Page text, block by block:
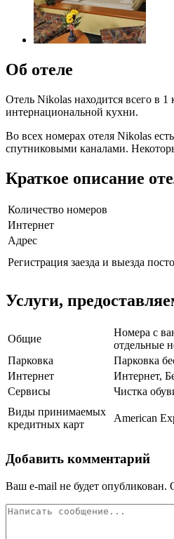
Об отеле
Отель Nikolas находится всего в
интернациональной кухни.
Во всех номерах отеля Nikolas
спутниковыми каналами.
Краткое описание
Количество номеров
Интернет
Адрес
Регистрация заезда и выезда
Услуги,
Общие
Номера с
отдельные
Парковка
Парковка
Интернет
Интернет,
Сервисы
Чистка
Виды принимаемых
кредитных карт
American
Добавить комментарий
Ваш e-mail не будет опубликован.